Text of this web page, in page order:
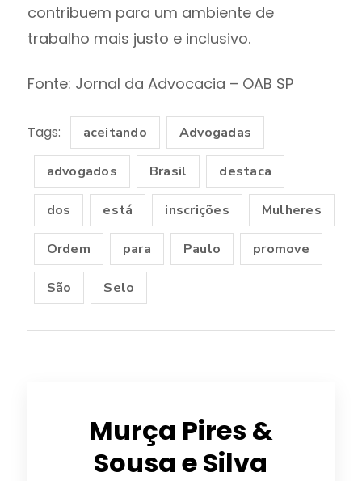
contribuem para um ambiente de
trabalho mais justo e inclusivo.
Fonte: Jornal da Advocacia – OAB SP
Tags: aceitando Advogadas
advogados Brasil destaca
dos está inscrições Mulheres
Ordem para Paulo promove
São Selo
Murça Pires &
Sousa e Silva